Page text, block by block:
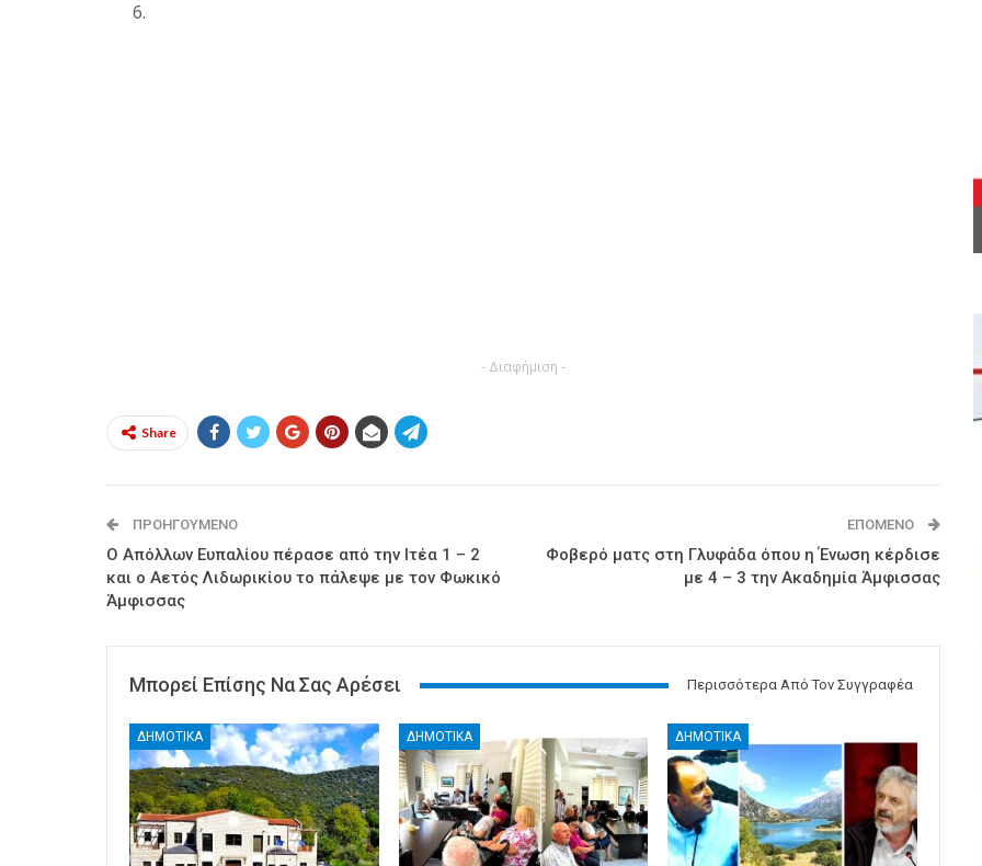
- Διαφήμιση -
Share
ΠΡΟΗΓΟΎΜΕΝΟ
Ο Απόλλων Ευπαλίου πέρασε από την Ιτέα 1 – 2
και ο Αετός Λιδωρικίου το πάλεψε με τον Φωκικό
Άμφισσας
ΕΠΌΜΕΝΟ
Φοβερό ματς στη Γλυφάδα όπου η Ένωση κέρδισε
με 4 – 3 την Ακαδημία Άμφισσας
Μπορεί Επίσης Να Σας Αρέσει Περισσότερα Από Τον Συγγραφέα
ΔΗΜΟΤΙΚΑ ΔΗΜΟΤΙΚΑ ΔΗΜΟΤΙΚΑ